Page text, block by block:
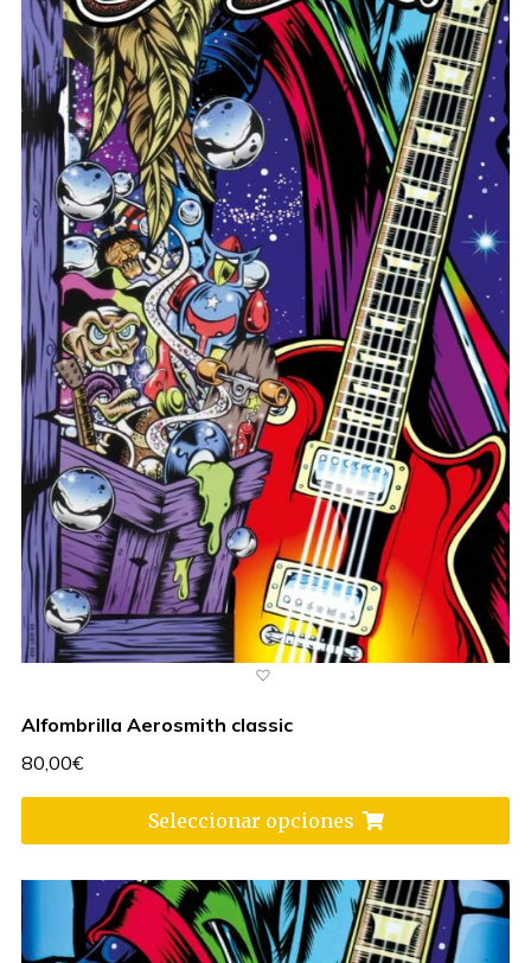
Alfombrilla Aerosmith classic
80,00€
Seleccionar opciones